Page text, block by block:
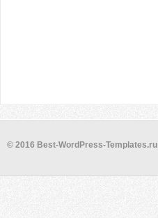
© 2016 Best-WordPress-Templates.ru